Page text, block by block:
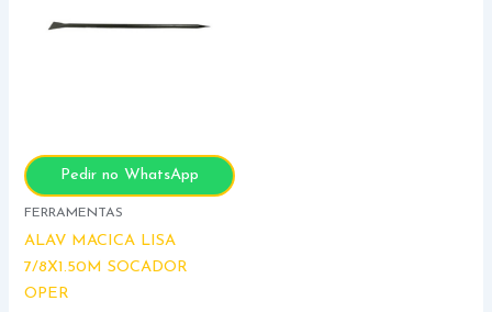
Pedir no WhatsApp
FERRAMENTAS
ALAV MACICA LISA
7/8X1.50M SOCADOR
OPER